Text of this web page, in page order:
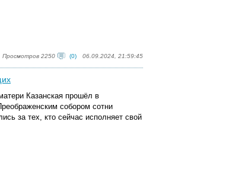
Просмотров 2250 (0) 06.09.2024, 21:59:45
Казанская прошёл в
собором сотни
за тех, кто сейчас исполняет свой